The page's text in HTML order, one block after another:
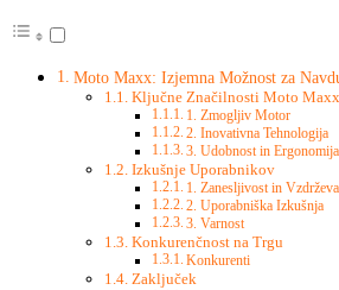
Moto Maxx: Izjemna Možnost za
Ključne Značilnosti Moto Maxx
1. Zmogljiv Motor
2. Inovativna Tehnologija
3. Udobnost in Ergonomija
Izkušnje Uporabnikov
1. Zanesljivost in
2. Uporabniška Izkušnja
3. Varnost
Konkurenčnost na Trgu
Konkurenti
Zaključek